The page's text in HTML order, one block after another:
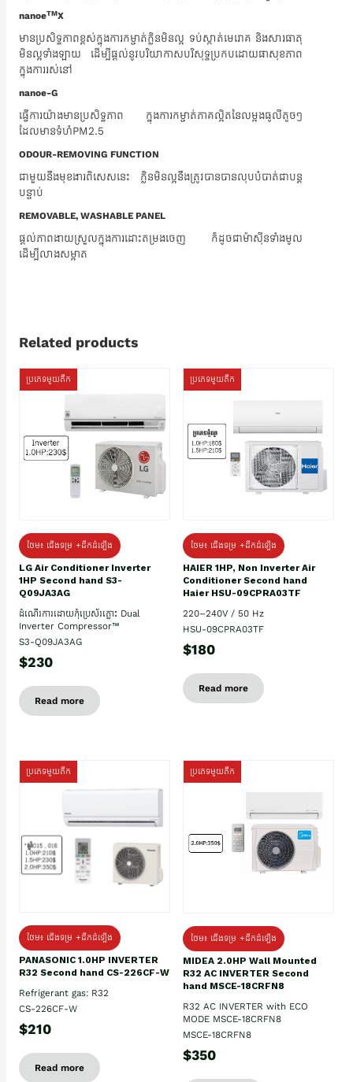
nanoeTMX
មានប្រសិទ្ធភាពខ្ពស់ក្នុងការកម្ចាត់ក្លិនមិនល្អ ទប់ស្កាត់មេរោគ និងសារធាតុ
មិនល្អទាំងឡាយ ដើម្បីផ្តល់នូវបរិយាកាសបរិសុទ្ធប្រកបដោយផាសុខភាព
ក្នុងការរស់នៅ
nanoe-G
ធ្វើការយ៉ាងមានប្រសិទ្ធភាព ក្នុងការកម្ចាត់ភាគល្អិតនៃលម្អងធូលីតូចៗ
ដែលមានទំហំPM2.5
ODOUR-REMOVING FUNCTION
ជាមួយនឹងមុខងារពិសេសនេះ​ ក្លិនមិនល្អនឹងត្រូវបានបានលុបបំបាត់ជាបន្ត
បន្ទាប់
REMOVABLE, WASHABLE PANEL
ផ្តល់ភាពងាយស្រួលក្នុងការដោះតម្រងចេញ ក៏ដូចជាម៉ាស៊ីនទាំងមូល
ដើម្បីលាងសម្អាត
Related products
ប្រភេទមួយតឹក
ថែម៖ ជើងទម្រ +ដឹកដំឡើង
LG Air Conditioner Inverter
1HP Second hand S3-
Q09JA3AG
ដំណើរការដោយកុំប្រេស័រភ្លោះ Dual
Inverter Compressor™
S3-Q09JA3AG
$230
Read more
ប្រភេទមួយតឹក
ថែម៖ ជើងទម្រ +ដឹកដំឡើង
HAIER 1HP, Non Inverter Air
Conditioner Second hand
Haier HSU-09CPRA03TF
220–240V / 50 Hz
HSU-09CPRA03TF
$180
Read more
ប្រភេទមួយតឹក
ថែម៖ ជើងទម្រ +ដឹកដំឡើង
PANASONIC 1.0HP INVERTER
R32 Second hand CS-226CF-W
Refrigerant gas: R32
CS-226CF-W
$210
Read more
ប្រភេទមួយតឹក
ថែម៖ ជើងទម្រ +ដឹកដំឡើង
MIDEA 2.0HP Wall Mounted
R32 AC INVERTER Second
hand MSCE-18CRFN8
R32 AC INVERTER with ECO
MODE MSCE-18CRFN8
MSCE-18CRFN8
$350